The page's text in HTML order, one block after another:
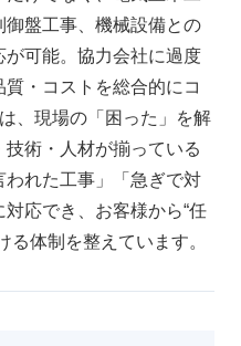
盤工事、機械設備との
可能。協力会社に過度
・コストを総合的にコ
、現場の「困った」を解
術・人材が揃っている
れた工事」「急ぎで対
応でき、お客様から“任
る体制を整えています。